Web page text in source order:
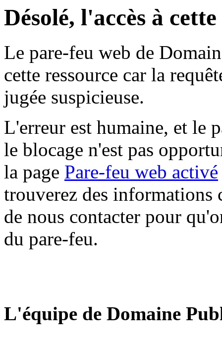
Désolé, l'accès à
Le pare-feu web de
cette ressource car la
jugée suspicieuse.
L'erreur est humaine, et le
le blocage n'est pas
la page Pare-feu web activé
trouverez des informations
de nous contacter pour
du pare-feu.
L'équipe de Domaine